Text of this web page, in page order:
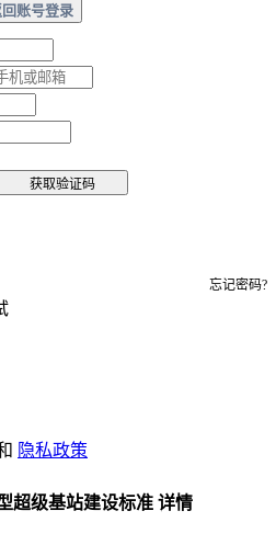
账号登录
获取验证码
忘记密码?
隐私政策
超级基站建设标准 详情